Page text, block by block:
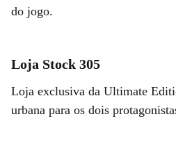
do jogo.
Loja Stock 305
Loja exclusiva da Ultimate
urbana para os dois